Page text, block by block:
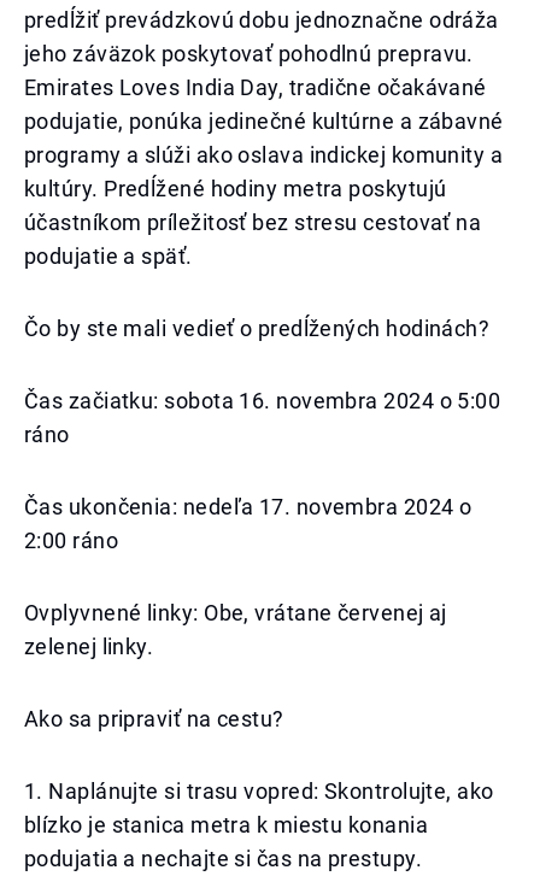
predĺžiť prevádzkovú dobu jednoznačne odráža
jeho záväzok poskytovať pohodlnú prepravu.
Emirates Loves India Day, tradične očakávané
podujatie, ponúka jedinečné kultúrne a zábavné
programy a slúži ako oslava indickej komunity a
kultúry. Predĺžené hodiny metra poskytujú
účastníkom príležitosť bez stresu cestovať na
podujatie a späť.
Čo by ste mali vedieť o predĺžených hodinách?
Čas začiatku: sobota 16. novembra 2024 o 5:00
ráno
Čas ukončenia: nedeľa 17. novembra 2024 o
2:00 ráno
Ovplyvnené linky: Obe, vrátane červenej aj
zelenej linky.
Ako sa pripraviť na cestu?
1. Naplánujte si trasu vopred: Skontrolujte, ako
blízko je stanica metra k miestu konania
podujatia a nechajte si čas na prestupy.